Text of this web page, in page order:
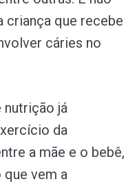
criança que recebe
cáries no
nutrição já
da
a mãe e o bebê,
vem a